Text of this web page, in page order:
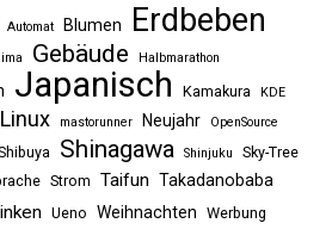
Automat Blumen Erdbeben
Gebäude Halbmarathon
Japanisch Kamakura KDE
Linux mastorunner Neujahr
OpenSource
Shinagawa Shinjuku Sky-Tree
Strom Taifun Takadanobaba
Ueno Weihnachten Werbung